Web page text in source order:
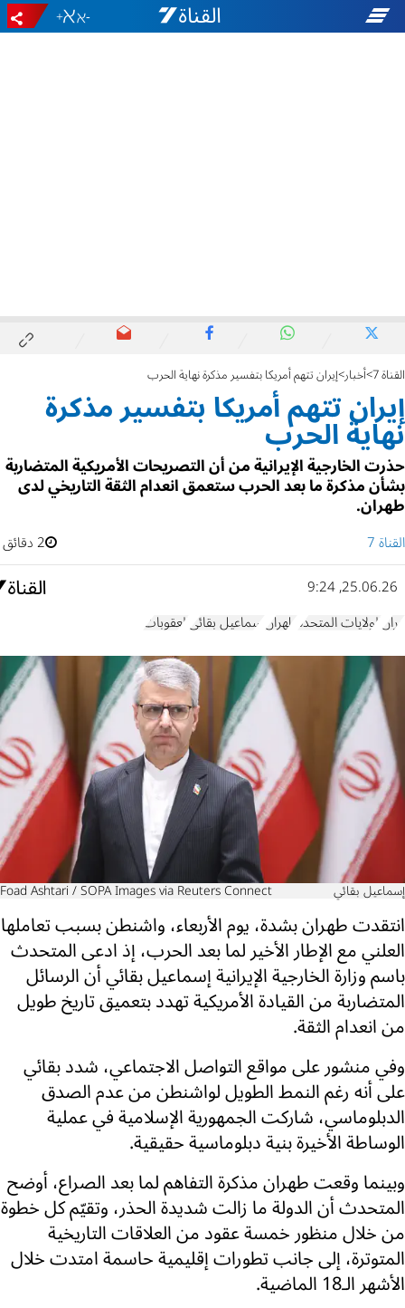
-
+
القناة 7 أخبار إيران تتهم أمريكا بتفسير مذكرة نهاية الحرب
إيران تتهم أمريكا بتفسير مذكرة
نهاية الحرب
حذرت الخارجية الإيرانية من أن التصريحات الأمريكية المتضاربة
بشأن مذكرة ما بعد الحرب ستعمق انعدام الثقة التاريخي لدى
طهران.
القناة 7
2 دقائق
25.06.26, 9:24
إيرانالولايات المتحدة طهران إسماعيل بقائيالعقوبات
إسماعيل بقائي Foad Ashtari / SOPA Images via Reuters Connect
انتقدت طهران بشدة، يوم الأربعاء، واشنطن بسبب تعاملها
العلني مع الإطار الأخير لما بعد الحرب، إذ ادعى المتحدث
باسم وزارة الخارجية الإيرانية إسماعيل بقائي أن الرسائل
المتضاربة من القيادة الأمريكية تهدد بتعميق تاريخ طويل
من انعدام الثقة.
وفي منشور على مواقع التواصل الاجتماعي، شدد بقائي
على أنه رغم النمط الطويل لواشنطن من عدم الصدق
الدبلوماسي، شاركت الجمهورية الإسلامية في عملية
الوساطة الأخيرة بنية دبلوماسية حقيقية.
وبينما وقعت طهران مذكرة التفاهم لما بعد الصراع، أوضح
المتحدث أن الدولة ما زالت شديدة الحذر، وتقيّم كل خطوة
من خلال منظور خمسة عقود من العلاقات التاريخية
المتوترة، إلى جانب تطورات إقليمية حاسمة امتدت خلال
الأشهر الـ18 الماضية.